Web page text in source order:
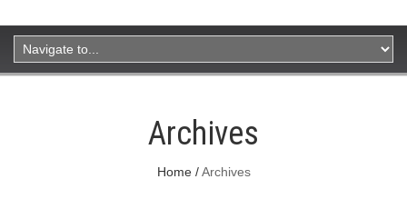
Archives
Home Archives